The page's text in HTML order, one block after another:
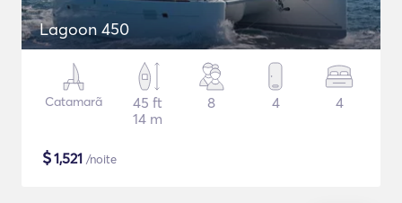
Lagoon 450
Catamarã
45 ft
14 m
8 4 4
$1,521 /noite